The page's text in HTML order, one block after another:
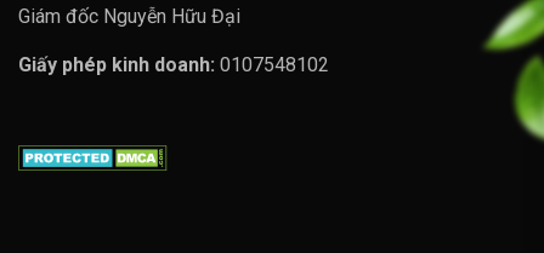
Giám đốc Nguyễn Hữu Đại
Giấy phép kinh doanh: 0107548102